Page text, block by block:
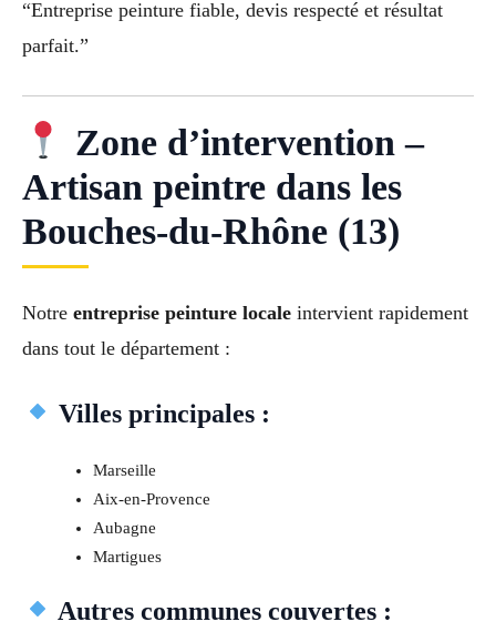
“Entreprise peinture fiable, devis respecté et résultat
parfait.”
Zone d’intervention –
Artisan peintre dans les
Bouches-du-Rhône (13)
Notre entreprise peinture locale intervient rapidement
dans tout le département :
Villes principales :
Marseille
Aix-en-Provence
Aubagne
Martigues
Autres communes couvertes :